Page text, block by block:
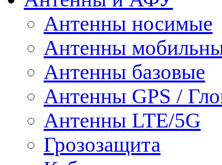
Антенны носимые
Антенны
Антенны базовые
Антенны GPS /
Антенны LTE/5G
Грозозащита